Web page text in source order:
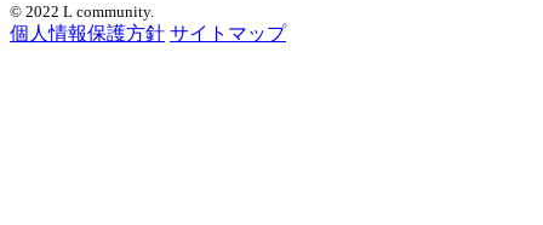
© 2022 L community.
個人情報保護方針 サイトマップ